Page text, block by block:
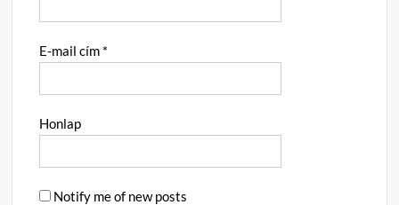
E-mail cím *
Honlap
Notify me of new posts